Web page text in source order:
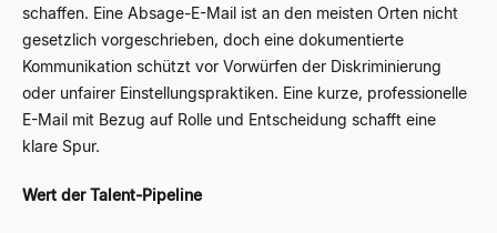
schaffen. Eine Absage-E-Mail ist an den meisten Orten nicht
gesetzlich vorgeschrieben, doch eine dokumentierte
Kommunikation schützt vor Vorwürfen der Diskriminierung
oder unfairer Einstellungspraktiken. Eine kurze, professionelle
E-Mail mit Bezug auf Rolle und Entscheidung schafft eine
klare Spur.
Wert der Talent-Pipeline